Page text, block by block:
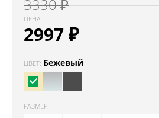
3330 ₽
ЦЕНА
2997₽
ЦВЕТ: Бежевый
РАЗМЕР: